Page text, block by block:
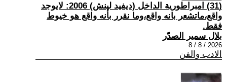
(31) امبراطورية الداخل (ديفيد لينش) 2006: لايوجد
واقع،ماتشعر بانه واقع،وما نقرر بأنه واقع هو خيوط
فقط.
بلال سمير الصدّر
2026 / 8 / 8
الادب والفن